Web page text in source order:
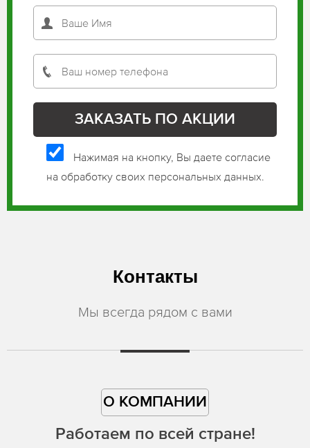
Нажимая на кнопку, Вы даете согласие
на обработку своих персональных данных.
Контакты
Мы всегда рядом с вами
О КОМПАНИИ
Работаем по всей стране!